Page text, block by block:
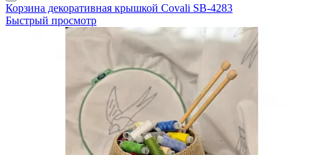
Корзина декоративная крышкой Covali SB-4283
Быстрый просмотр